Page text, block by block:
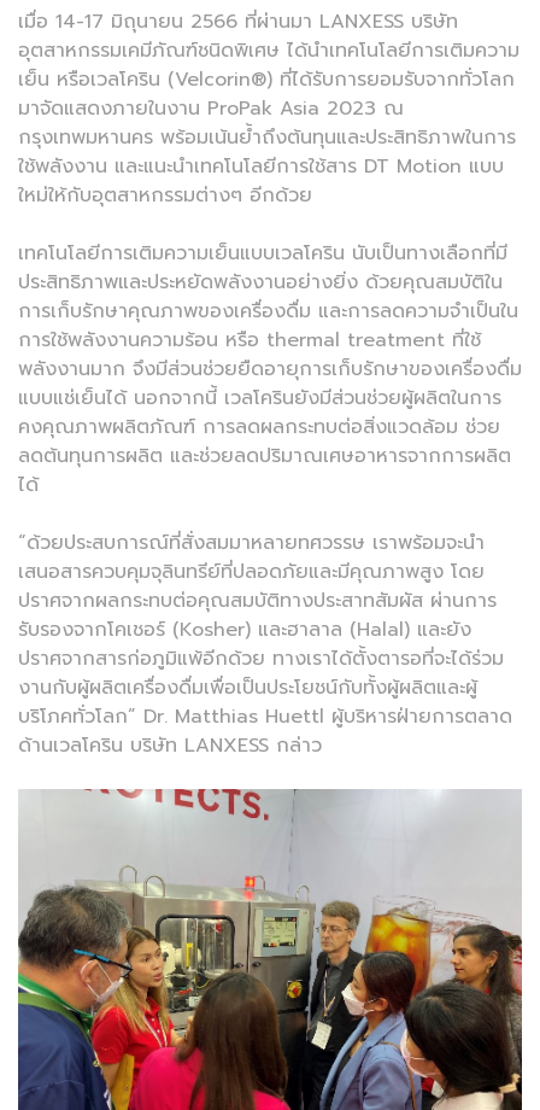
เมื่อ 14-17 มิถุนายน 2566 ที่ผ่านมา LANXESS บริษัท
อุตสาหกรรมเคมีภัณฑ์ชนิดพิเศษ ได้นำเทคโนโลยีการเติมความ
เย็น หรือเวลโคริน (Velcorin®) ที่ได้รับการยอมรับจากทั่วโลก
มาจัดแสดงภายในงาน ProPak Asia 2023 ณ
กรุงเทพมหานคร พร้อมเน้นย้ำถึงต้นทุนและประสิทธิภาพในการ
ใช้พลังงาน และแนะนำเทคโนโลยีการใช้สาร DT Motion แบบ
ใหม่ให้กับอุตสาหกรรมต่างๆ อีกด้วย
เทคโนโลยีการเติมความเย็นแบบเวลโคริน นับเป็นทางเลือกที่มี
ประสิทธิภาพและประหยัดพลังงานอย่างยิ่ง ด้วยคุณสมบัติใน
การเก็บรักษาคุณภาพของเครื่องดื่ม และการลดความจำเป็นใน
การใช้พลังงานความร้อน หรือ thermal treatment ที่ใช้
พลังงานมาก จึงมีส่วนช่วยยืดอายุการเก็บรักษาของเครื่องดื่ม
แบบแช่เย็นได้ นอกจากนี้ เวลโครินยังมีส่วนช่วยผู้ผลิตในการ
คงคุณภาพผลิตภัณฑ์ การลดผลกระทบต่อสิ่งแวดล้อม ช่วย
ลดต้นทุนการผลิต และช่วยลดปริมาณเศษอาหารจากการผลิต
ได้
“ด้วยประสบการณ์ที่สั่งสมมาหลายทศวรรษ เราพร้อมจะนำ
เสนอสารควบคุมจุลินทรีย์ที่ปลอดภัยและมีคุณภาพสูง โดย
ปราศจากผลกระทบต่อคุณสมบัติทางประสาทสัมผัส ผ่านการ
รับรองจากโคเชอร์ (Kosher) และฮาลาล (Halal) และยัง
ปราศจากสารก่อภูมิแพ้อีกด้วย ทางเราได้ตั้งตารอที่จะได้ร่วม
งานกับผู้ผลิตเครื่องดื่มเพื่อเป็นประโยชน์กับทั้งผู้ผลิตและผู้
บริโภคทั่วโลก” Dr. Matthias Huettl ผู้บริหารฝ่ายการตลาด
ด้านเวลโคริน บริษัท LANXESS กล่าว